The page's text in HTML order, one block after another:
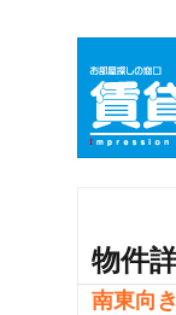
物件
南東向